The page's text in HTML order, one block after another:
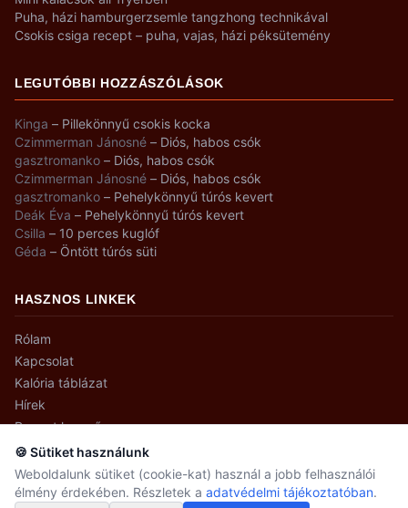
🍪 Sütiket használunk
Weboldalunk sütiket (cookie-kat) használ a jobb felhasználói
élmény érdekében. Részletek a adatvédelmi tájékoztatóban.
Puha, házi hamburgerzsemle tangzhong technikával
Csokis csiga recept – puha, vajas, házi péksütemény
LEGUTÓBBI HOZZÁSZÓLÁSOK
Kinga – Pillekönnyű csokis kocka
Czimmerman Jánosné – Diós, habos csók
gasztromanko – Diós, habos csók
Czimmerman Jánosné – Diós, habos csók
gasztromanko – Pehelykönnyű túrós kevert
Deák Éva – Pehelykönnyű túrós kevert
Csilla – 10 perces kuglóf
Géda – Öntött túrós süti
HASZNOS LINKEK
Rólam
Kapcsolat
Kalória táblázat
Hírek
Recept kereső
© 2008–2026 gasztromanko.hu · Minden jog fenntartva.